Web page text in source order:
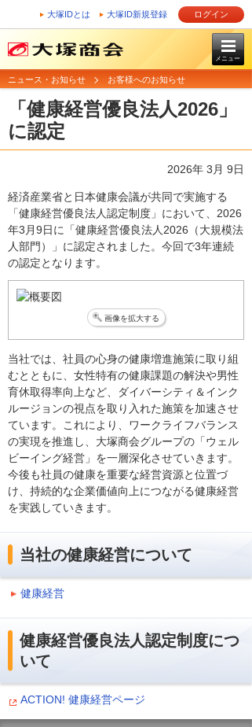
大塚IDとは 大塚ID新規登録 ログイン
メニュー
ニュース・お知らせ お客様へのお知らせ
「健康経営優良法人2026」
に認定
2026年 3月 9日
経済産業省と日本健康会議が共同で実施する
「健康経営優良法人認定制度」において、2026
年3月9日に「健康経営優良法人2026（大規模法
人部門）」に認定されました。今回で3年連続
の認定となります。
画像を拡大する
当社では、社員の心身の健康増進施策に取り組
むとともに、女性特有の健康課題の解決や男性
育休取得率向上など、ダイバーシティ＆インク
ルージョンの視点を取り入れた施策を加速させ
ています。これにより、ワークライフバランス
の実現を推進し、大塚商会グループの「ウェル
ビーイング経営」を一層深化させていきます。
今後も社員の健康を重要な経営資源と位置づ
け、持続的な企業価値向上につながる健康経営
を実践していきます。
当社の健康経営について
健康経営
健康経営優良法人認定制度につ
いて
ACTION! 健康経営ページ